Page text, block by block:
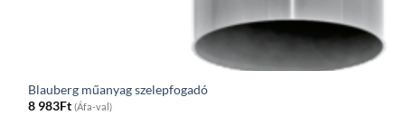
Blauberg műanyag szelepfogadó
8 983Ft (Áfa-val)